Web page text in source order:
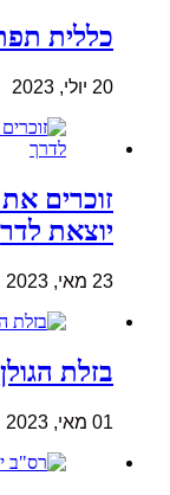
כללית
20 יולי, 2023
זוכרים
יוצאת
23 מאי, 2023
בזלת
01 מאי, 2023